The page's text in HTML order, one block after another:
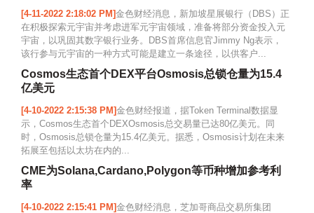
[4-11-2022 2:18:02 PM]金色财经消息，新加坡星展银行（DBS）正
在积极探索元宇宙并考虑进军元宇宙领域，准备将部分资金投入元
宇宙，以巩固其数字银行业务。DBS首席信息官Jimmy Ng表示，
该行参与元宇宙的一种方式可能是建立一条途径，以供客户...
Cosmos生态首个DEX平台Osmosis总锁仓量为15.4
亿美元
[4-10-2022 2:15:38 PM]金色财经报道，据Token Terminal数据显
示，Cosmos生态首个DEXOsmosis总交易量已达80亿美元。同
时，Osmosis总锁仓量为15.4亿美元。据悉，Osmosis计划在未来
拓展至包括以太坊在内的...
CME为Solana,Cardano,Polygon等币种增加参考利
率
[4-10-2022 2:15:41 PM]金色财经消息，芝加哥商品交易所集团